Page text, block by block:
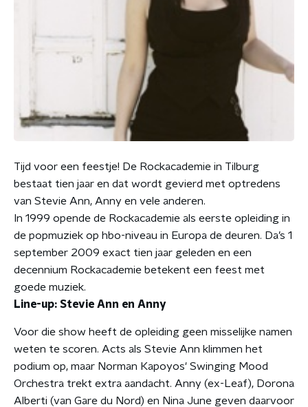
Tijd voor een feestje! De Rockacademie in Tilburg
bestaat tien jaar en dat wordt gevierd met optredens
van Stevie Ann, Anny en vele anderen.
In 1999 opende de Rockacademie als eerste opleiding in
de popmuziek op hbo-niveau in Europa de deuren. Da’s 1
september 2009 exact tien jaar geleden en een
decennium Rockacademie betekent een feest met
goede muziek.
Line-up: Stevie Ann en Anny
Voor die show heeft de opleiding geen misselijke namen
weten te scoren. Acts als Stevie Ann klimmen het
podium op, maar Norman Kapoyos' Swinging Mood
Orchestra trekt extra aandacht. Anny (ex-Leaf), Dorona
Alberti (van Gare du Nord) en Nina June geven daarvoor